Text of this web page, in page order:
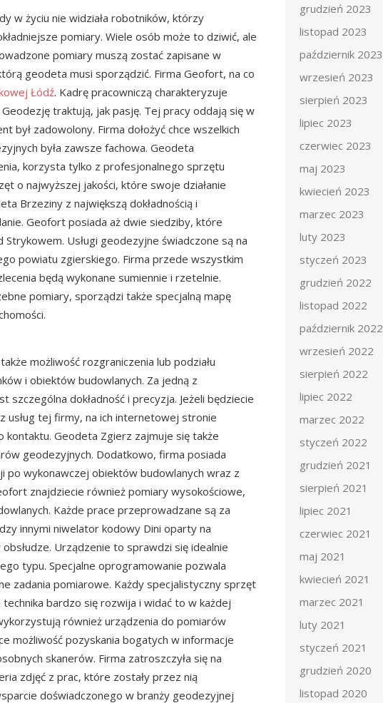
w życiu nie widziała robotników, którzy
pomiary. Wiele osób może to dziwić, ale
pomiary muszą zostać zapisane w
geodeta musi sporządzić. Firma Geofort, na co
Łódź. Kadrę pracowniczą charakteryzuje
traktują, jak pasję. Tej pracy oddają się w
był zadowolony. Firma dołożyć chce wszelkich
była zawsze fachowa. Geodeta
korzysta tylko z profesjonalnego sprzętu
o najwyższej jakości, które swoje działanie
Brzeziny z największą dokładnością i
Geofort posiada aż dwie siedziby, które
Usługi geodezyjne świadczone są na
powiatu zgierskiego. Firma przede wszystkim
będą wykonane sumiennie i rzetelnie.
pomiary, sporządzi także specjalną mapę
możliwość rozgraniczenia lub podziału
i obiektów budowlanych. Za jedną z
dokładność i precyzja. Jeżeli będziecie
usług tej firmy, na ich internetowej stronie
Geodeta Zgierz zajmuje się także
geodezyjnych. Dodatkowo, firma posiada
wykonawczej obiektów budowlanych wraz z
znajdziecie również pomiary wysokościowe,
Każde prace przeprowadzane są za
innymi niwelator kodowy Dini oparty na
Urządzenie to sprawdzi się idealnie
typu. Specjalne oprogramowanie pozwala
zadania pomiarowe. Każdy specjalistyczny sprzęt
technika bardzo się rozwija i widać to w każdej
również urządzenia do pomiarów
możliwość pozyskania bogatych w informacje
skanerów. Firma zatroszczyła się na
zdjęć z prac, które zostały przez nią
doświadczonego w branży geodezyjnej
grudzień 2023
listopad 2023
październik 2023
wrzesień 2023
sierpień 2023
lipiec 2023
czerwiec 2023
maj 2023
kwiecień 2023
marzec 2023
luty 2023
styczeń 2023
grudzień 2022
listopad 2022
październik 2022
wrzesień 2022
sierpień 2022
lipiec 2022
marzec 2022
styczeń 2022
grudzień 2021
sierpień 2021
lipiec 2021
czerwiec 2021
maj 2021
kwiecień 2021
marzec 2021
luty 2021
styczeń 2021
grudzień 2020
listopad 2020